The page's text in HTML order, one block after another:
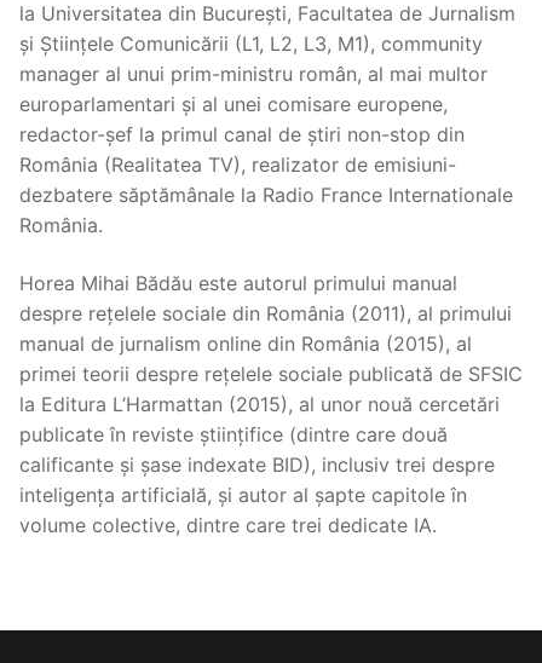
la Universitatea din București, Facultatea de Jurnalism
și Științele Comunicării (L1, L2, L3, M1), community
manager al unui prim-ministru român, al mai multor
europarlamentari și al unei comisare europene,
redactor-șef la primul canal de știri non-stop din
România (Realitatea TV), realizator de emisiuni-
dezbatere săptămânale la Radio France Internationale
România.
Horea Mihai Bădău este autorul primului manual
despre rețelele sociale din România (2011), al primului
manual de jurnalism online din România (2015), al
primei teorii despre rețelele sociale publicată de SFSIC
la Editura L’Harmattan (2015), al unor nouă cercetări
publicate în reviste științifice (dintre care două
calificante și șase indexate BID), inclusiv trei despre
inteligența artificială, și autor al șapte capitole în
volume colective, dintre care trei dedicate IA.